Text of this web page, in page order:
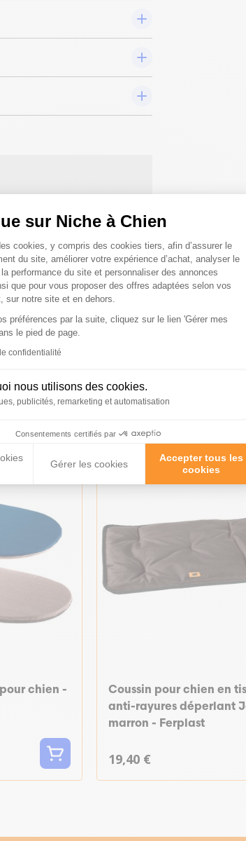
sur Niche à Chien
de Gestion du
cookies, y compris des cookies tiers, afin d’assurer le
du site, améliorer votre expérience d’achat, analyser le
performance du site et personnaliser des annonces
que pour vous proposer des offres adaptées selon vos
sur notre site et en dehors.
préférences par la suite, cliquez sur le lien 'Gérer mes
le pied de page.
confidentialité
nous utilisons des cookies.
publicités, remarketing et automatisation
Consentements certifiés par
Gérer les cookies
Accepter tous les
cookies
Axeptio consent
vos
peuvent vous
chien -
Coussin pour chien en
anti-rayures déperlant
marron - Ferplast
19,40 €